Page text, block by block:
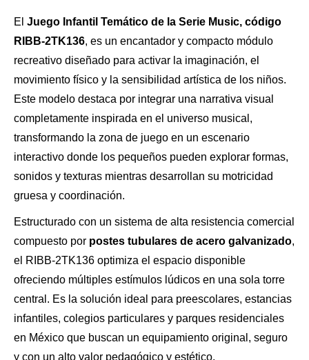
El Juego Infantil Temático de la Serie Music, código
RIBB-2TK136, es un encantador y compacto módulo
recreativo diseñado para activar la imaginación, el
movimiento físico y la sensibilidad artística de los niños.
Este modelo destaca por integrar una narrativa visual
completamente inspirada en el universo musical,
transformando la zona de juego en un escenario
interactivo donde los pequeños pueden explorar formas,
sonidos y texturas mientras desarrollan su motricidad
gruesa y coordinación.
Estructurado con un sistema de alta resistencia comercial
compuesto por postes tubulares de acero galvanizado,
el RIBB-2TK136 optimiza el espacio disponible
ofreciendo múltiples estímulos lúdicos en una sola torre
central. Es la solución ideal para preescolares, estancias
infantiles, colegios particulares y parques residenciales
en México que buscan un equipamiento original, seguro
y con un alto valor pedagógico y estético.